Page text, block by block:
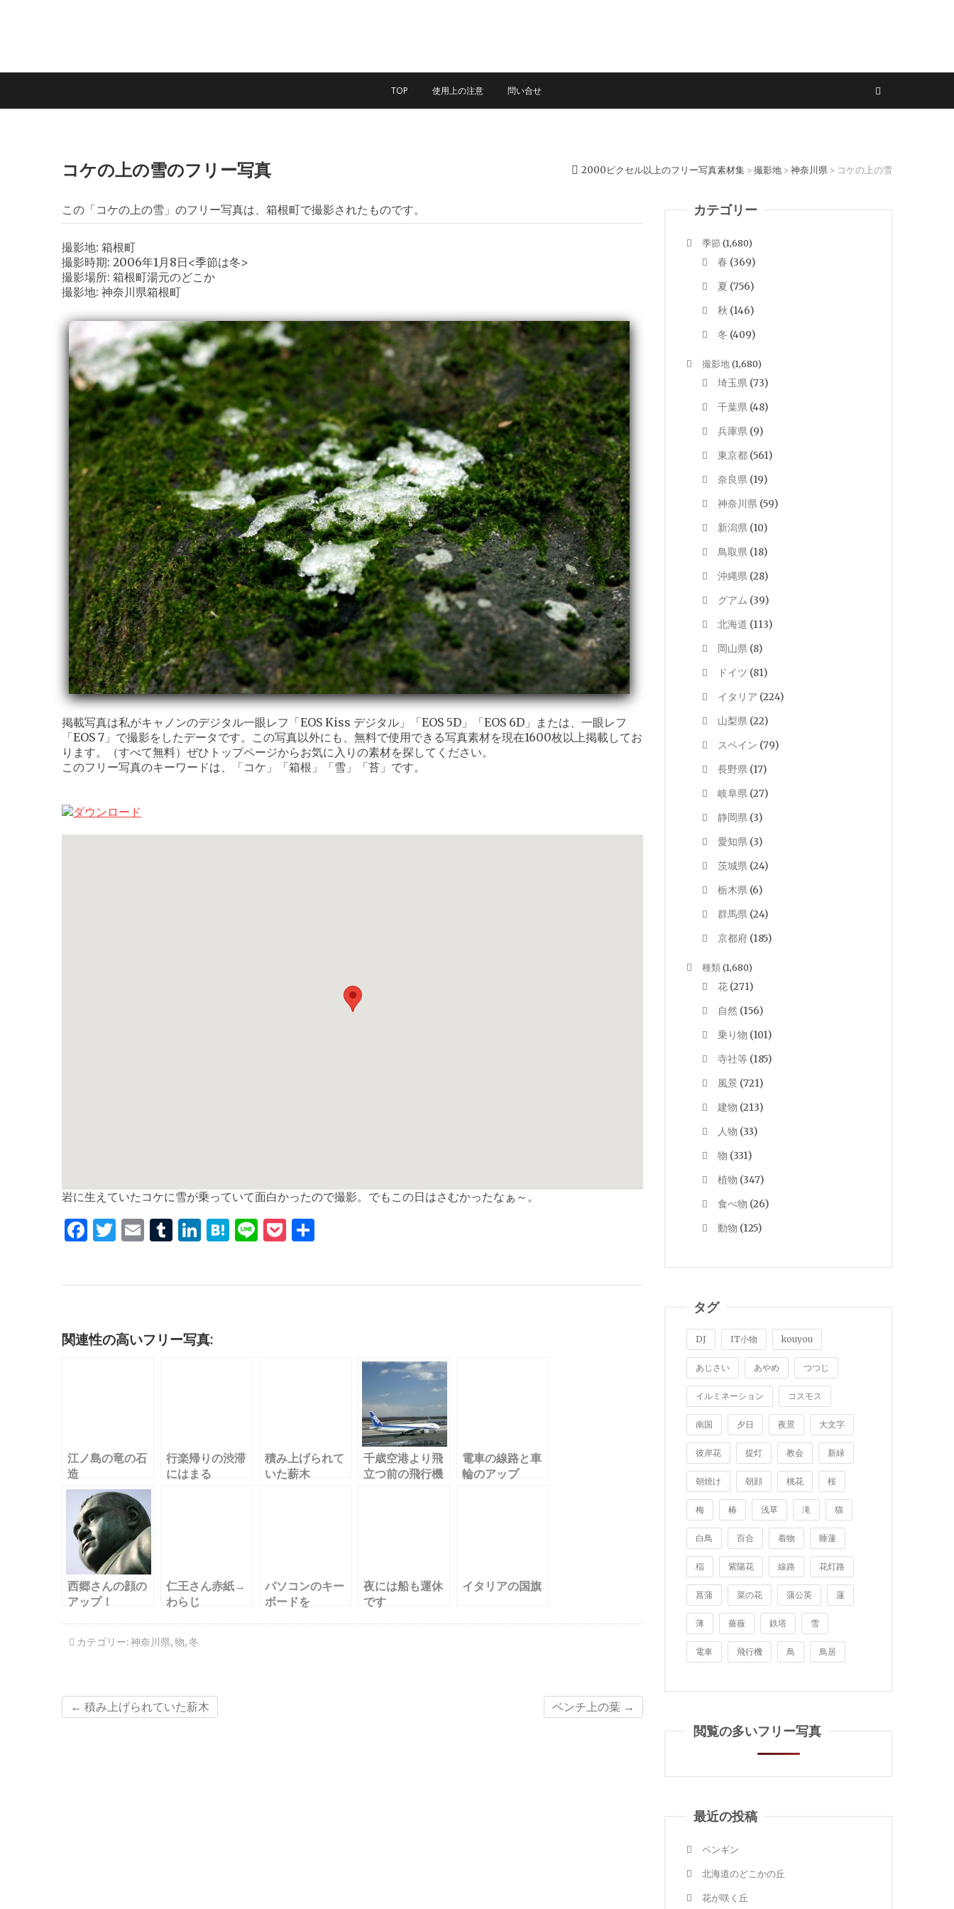
TOP 使用上の注意 問い合せ
コケの上の雪のフリー写真 2000ピクセル以上のフリー写真素材集 > 撮影地 > 神奈川県 > コケの上の雪
この「コケの上の雪」のフリー写真は、箱根町で撮影されたものです。
撮影地: 箱根町
撮影時期: 2006年1月8日<季節は冬>
撮影場所: 箱根町湯元のどこか
撮影地: 神奈川県箱根町
掲載写真は私がキャノンのデジタル一眼レフ「EOS Kiss デジタル」「EOS 5D」「EOS 6D」または、一眼レフ
「EOS 7」で撮影をしたデータです。この写真以外にも、無料で使用できる写真素材を現在1600枚以上掲載してお
ります。（すべて無料）ぜひトップページからお気に入りの素材を探してください。
このフリー写真のキーワードは、「コケ」「箱根」「雪」「苔」です。
岩に生えていたコケに雪が乗っていて面白かったので撮影。でもこの日はさむかったなぁ～。
F
o
T E T Li
n
H Li P
関連性の高いフリー写真:
江ノ島の竜の石
造
行楽帰りの渋滞
にはまる
積み上げられて
いた薪木
千歳空港より飛
立つ前の飛行機
電車の線路と車
輪のアップ
西郷さんの顔の
アップ！
仁王さん赤紙→
わらじ
パソコンのキー
ボードを
夜には船も運休
です
イタリアの国旗
カテゴリー:神奈川県,物,冬
← 積み上げられていた薪木 ベンチ上の葉 →
カテゴリー
季節 (1,680)
春 (369)
夏 (756)
秋 (146)
冬 (409)
撮影地(1,680)
埼玉県 (73)
千葉県 (48)
兵庫県 (9)
東京都 (561)
奈良県 (19)
神奈川県 (59)
新潟県 (10)
鳥取県 (18)
沖縄県 (28)
グアム (39)
北海道 (113)
岡山県 (8)
ドイツ (81)
イタリア (224)
山梨県 (22)
スペイン (79)
長野県 (17)
岐阜県 (27)
静岡県 (3)
愛知県 (3)
茨城県 (24)
栃木県 (6)
群馬県 (24)
京都府 (185)
種類(1,680)
花 (271)
自然 (156)
乗り物 (101)
寺社等 (185)
風景 (721)
建物 (213)
人物 (33)
物 (331)
植物 (347)
食べ物 (26)
動物 (125)
タグ
DJ IT小物 kouyou
あじさい あやめ つつじ
イルミネーション コスモス
南国 夕日 夜景 大文字
彼岸花 提灯 教会 新緑
朝焼け 朝顔 桃花 桜
梅 椿 浅草 滝 猫
白鳥 百合 着物 睡蓮
稲 紫陽花 線路 花灯路
菖蒲 菜の花 蒲公英 蓮
薄 薔薇 鉄塔 雪
電車 飛行機 鳥 鳥居
閲覧の多いフリー写真
最近の投稿
ペンギン
北海道のどこかの丘
花が咲く丘